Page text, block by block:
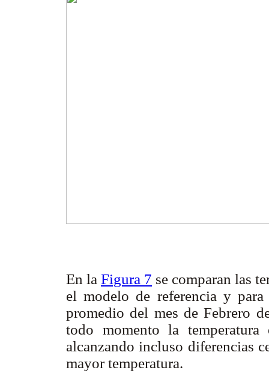
En la Figura 7 se comparan las
el modelo de referencia y
promedio del mes de Febrero
todo momento la
alcanzando incluso diferencias
mayor temperatura.